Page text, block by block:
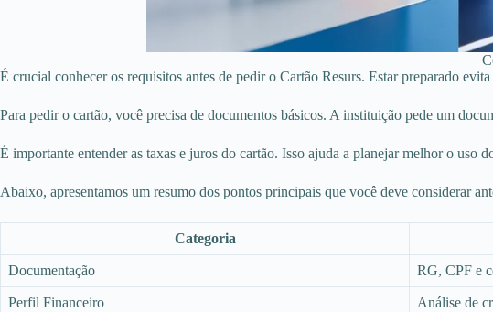
É crucial conhecer os requisitos antes de pedir o Cartão Resurs. Estar preparado
Para pedir o cartão, você precisa de documentos básicos. A instituição pede um
É importante entender as taxas e juros do cartão. Isso ajuda a planejar melhor o uso
Abaixo, apresentamos um resumo dos pontos principais que você deve considerar
Categoria
Documentação RG, CPF e
Perfil Financeiro Análise de